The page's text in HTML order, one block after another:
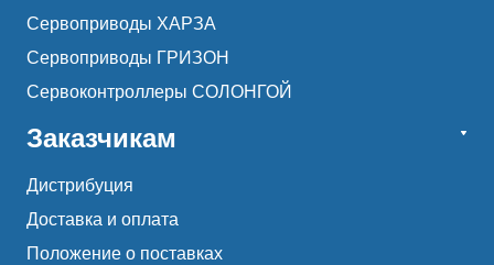
Сервоприводы ХАРЗА
Сервоприводы ГРИЗОН
Сервоконтроллеры СОЛОНГОЙ
Заказчикам
Дистрибуция
Доставка и оплата
Положение о поставках